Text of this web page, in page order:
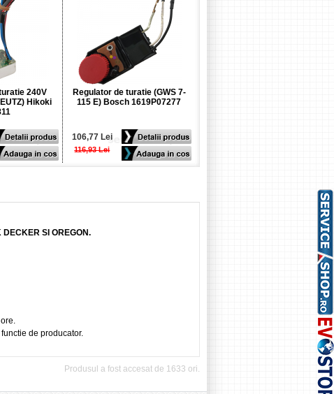
240V
Hikoki
Regulator de turatie (GWS 7-
115 E) Bosch 1619P07277
106,77 Lei
116,93 Lei
DECKER SI OREGON.
de producator.
Produsul a fost accesat de 1633 ori.